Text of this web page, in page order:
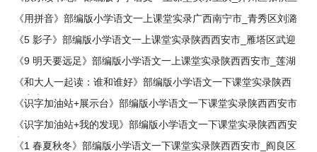
《用拼音》部编版小学语文一上课堂实录广西南宁市_青秀区刘潞
嘉
《5 影子》部编版小学语文一上课堂实录陕西西安市_雁塔区武迎
《9 明天要远足》部编版小学语文一上课堂实录陕西西安市_莲湖
区
《和大人一起读：谁和谁好》部编版小学语文一下课堂实录陕西
西安市
《识字加油站+展示台》部编版小学语文一下课堂实录陕西西安市
_阎
《识字加油站+我的发现》部编版小学语文一下课堂实录陕西西安
市_
《1 春夏秋冬》部编版小学语文一下课堂实录陕西西安市_阎良区